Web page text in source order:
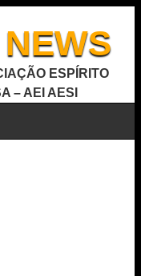
ESPÍRITO
– AEI AESI